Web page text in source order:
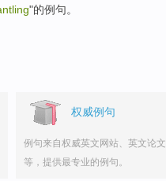
"的例句。
权威例句
例句来自权威英文网站、英文论文
等，提供最专业的例句。